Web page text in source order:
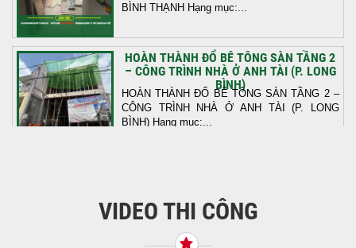
BÌNH THẠNH Hạng mục:...
HOÀN THÀNH ĐỔ BÊ TÔNG SÀN TẦNG 2
– CÔNG TRÌNH NHÀ Ở ANH TÀI (P. LONG
BÌNH)
HOÀN THÀNH ĐỔ BÊ TÔNG SÀN TẦNG 2 –
CÔNG TRÌNH NHÀ Ở ANH TÀI (P. LONG
BÌNH) Hạng mục:...
Tiếp nối sự tin tưởng từ quý khách hàng, vừa
qua Công Ty TNHH Thiết Kế Xây Dựng Sao
VIDEO THI CÔNG